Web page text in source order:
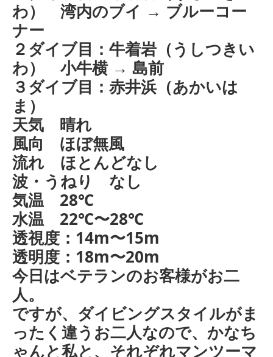
わ） 湾内のブイ → ブルーコー
ナー
２ダイブ目：牛着岩（うしつきい
わ） 小牛横 → 島前
３ダイブ目：赤井浜（あかいは
ま）
天気 晴れ
風向 ほぼ無風
流れ ほとんどなし
波・うねり なし
気温 28℃
水温 22℃〜28℃
透視度：14m〜15m
透明度：18m〜20m
今日はベテランのお客様がお二
人。
ですが、ダイビングスタイルがま
ったく違うお二人なので、かなち
ゃんと私と、それぞれマンツーマ